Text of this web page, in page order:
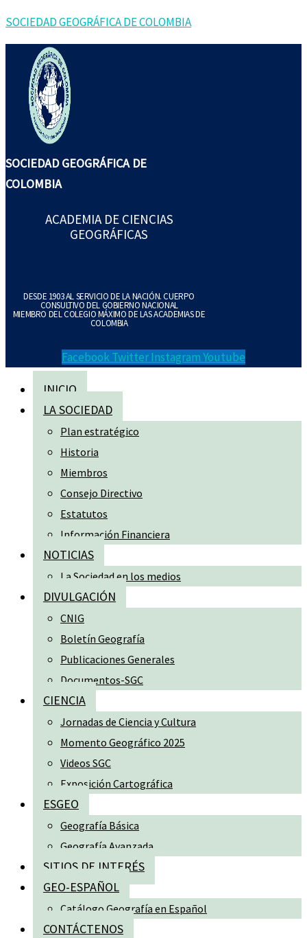
al
contenido
SOCIEDAD GEOGRÁFICA DE COLOMBIA
SOCIEDAD GEOGRÁFICA DE
COLOMBIA
ACADEMIA DE CIENCIAS
GEOGRÁFICAS
DESDE 1903 AL SERVICIO DE LA NACIÓN. CUERPO
CONSULTIVO DEL GOBIERNO NACIONAL
MIEMBRO DEL COLEGIO MÁXIMO DE LAS ACADEMIAS DE
COLOMBIA
Facebook Twitter InstagramYoutube
INICIO
LA SOCIEDAD
Plan estratégico
Historia
Miembros
Consejo Directivo
Estatutos
Información Financiera
NOTICIAS
La Sociedad en los medios
DIVULGACIÓN
CNIG
Boletín Geografía
Publicaciones Generales
Documentos-SGC
CIENCIA
Jornadas de Ciencia y Cultura
Momento Geográfico 2025
Videos SGC
Exposición Cartográfica
ESGEO
Geografía Básica
Geografía Avanzada
SITIOS DE INTERÉS
GEO-ESPAÑOL
Catálogo Geografía en Español
CONTÁCTENOS
por: